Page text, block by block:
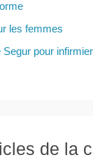
les femmes
Segur pour
de la